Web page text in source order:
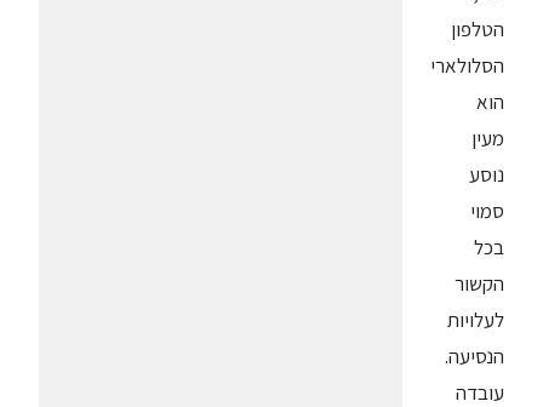
הטלפון
הסלולארי
הוא
מעין
נוסע
סמוי
בכל
הקשור
לעלויות
הנסיעה.
עובדה